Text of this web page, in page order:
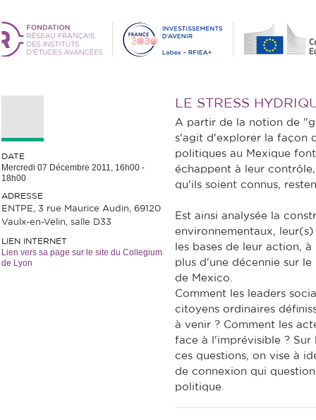
DATE
Mercredi 07 Décembre 2011, 16h00 -
18h00
ADRESSE
ENTPE, 3 rue Maurice Audin, 69120
Vaulx-en-Velin, salle D33
LIEN INTERNET
Lien vers sa page sur le site du Collegium
de Lyon
LE STRESS
A partir de la notion de
s'agit d'explorer la façon
politiques au Mexique
échappent à leur
qu'ils soient connus,
Est ainsi analysée la
environnementaux,
les bases de leur action,
plus d'une décennie sur
de Mexico.
Comment les leaders
citoyens ordinaires
à venir ? Comment les
face à l'imprévisible ? Sur
ces questions, on vise à
de connexion qui
politique.